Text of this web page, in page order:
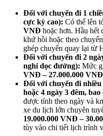
Đối với chuyến đi 1
cực kỳ cao): Có thể lên
VNĐ hoặc hơn. Hầu hết
khứ hồi hoặc theo
ghép chuyến quay lại từ
Đối với chuyến đi 2
nghỉ dọc đường): Mức
VNĐ – 27.000.000 VNĐ
Đối với chuyến đi nhiều
hoặc 4 ngày 3 đêm,
được tính theo ngày và
xe du lịch lớn chuyên
19.000.000 VNĐ –
tùy vào chi tiết lịch trình